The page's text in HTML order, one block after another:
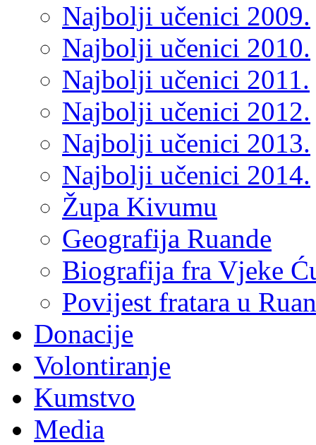
Najbolji učenici 2009.
Najbolji učenici 2010.
Najbolji učenici 2011.
Najbolji učenici 2012.
Najbolji učenici 2013.
Najbolji učenici 2014.
Župa Kivumu
Geografija Ruande
Biografija fra Vjeke
Povijest fratara u
Donacije
Volontiranje
Kumstvo
Media